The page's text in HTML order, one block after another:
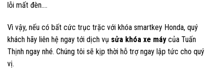
lỗi mất đèn….
Vì vậy, nếu có bất cức trục trặc với khóa smartkey Honda, quý
khách hãy liên hệ ngay tới dịch vụ sửa khóa xe máy của Tuấn
Thịnh ngay nhé. Chúng tôi sẽ kịp thời hỗ trợ ngay lập tức cho quý
vị.